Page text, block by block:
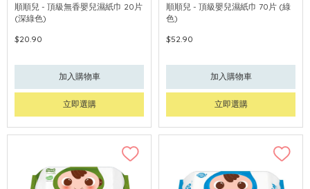
順順兒 - 頂級無香嬰兒濕紙巾 20片
(深綠色)
$20.90
加入購物車
立即選購
順順兒 - 頂級嬰兒濕紙巾 70片 (綠
色)
$52.90
加入購物車
立即選購